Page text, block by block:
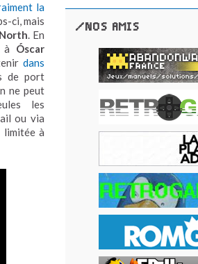
la
ci, mais
. En
à Óscar
dans
de port
ne peut
les
ou via
limitée à
/NOS AMIS